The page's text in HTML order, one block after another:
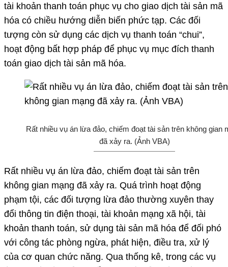
tài khoản thanh toán phục vụ cho giao dịch tài sản mã
hóa có chiều hướng diễn biến phức tạp. Các đối
tượng còn sử dụng các dịch vụ thanh toán “chui”,
hoạt động bất hợp pháp để phục vụ mục đích thanh
toán giao dịch tài sản mã hóa.
Rất nhiều vụ án lừa đảo, chiếm đoạt tài sản trên không gian
đã xảy ra. (Ảnh VBA)
Rất nhiều vụ án lừa đảo, chiếm đoạt tài sản trên
không gian mạng đã xảy ra. Quá trình hoạt động
phạm tội, các đối tượng lừa đảo thường xuyên thay
đổi thông tin điện thoại, tài khoản mạng xã hội, tài
khoản thanh toán, sử dụng tài sản mã hóa để đối phó
với công tác phòng ngừa, phát hiện, điều tra, xử lý
của cơ quan chức năng. Qua thống kê, trong các vụ